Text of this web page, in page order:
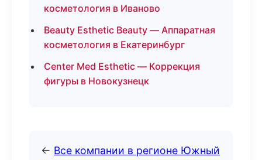
косметология в Иваново
Beauty Esthetic Beauty — Аппаратная
косметология в Екатеринбург
Center Med Esthetic — Коррекция
фигуры в Новокузнецк
← Все компании в регионе Южный